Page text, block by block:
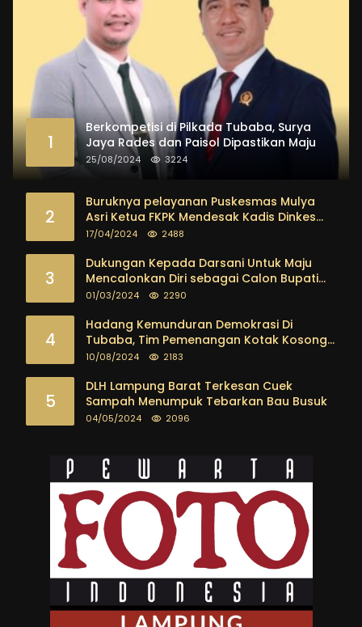
1
Berkompetisi di Pilkada Tubaba, Surya
Jaya Rades dan Paisol Dipastikan Maju
25/08/2024 3224
2
Buruknya pelayanan Puskesmas Mulya
Asri Ketua FKPK Mendesak Kadis Dinkes
Tubaba Ambil Tindakan Tegas
17/04/2024 2488
3
Dukungan Kepada Darsani Untuk Maju
Mencalonkan Diri sebagai Calon Bupati
Tubaba Terus Mengalir Baik Dari
masyarakat
01/03/2024 2290
4
Hadang Kemunduran Demokrasi Di
Tubaba, Tim Pemenangan Kotak Kosong
Segera Dibentuk
10/08/2024 2183
5
DLH Lampung Barat Terkesan Cuek
Sampah Menumpuk Tebarkan Bau Busuk
04/05/2024 2096